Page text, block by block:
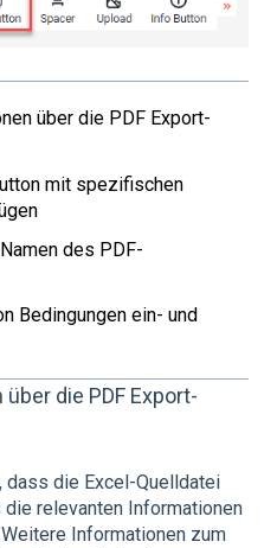
über die PDF Export-
mit spezifischen
des PDF-
Bedingungen ein- und
die PDF Export-
dass die Excel-Quelldatei
relevanten Informationen
Informationen zum